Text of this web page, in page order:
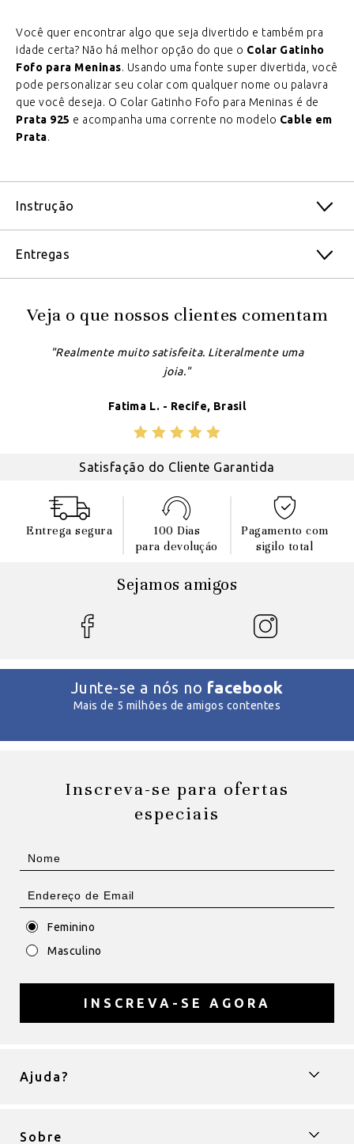
Você quer encontrar algo que seja divertido e também pra
idade certa? Não há melhor opção do que o Colar Gatinho
Fofo para Meninas. Usando uma fonte super divertida, você
pode personalizar seu colar com qualquer nome ou palavra
que você deseja. O Colar Gatinho Fofo para Meninas é de
Prata 925 e acompanha uma corrente no modelo Cable em
Prata.
Instrução
Entregas
Veja o que nossos clientes comentam
"Realmente muito satisfeita. Literalmente uma
joia."
Fatima L. - Recife, Brasil
Satisfação do Cliente Garantida
Entrega segura
100 Dias
para devoluçáo
Pagamento com
sigilo total
Sejamos amigos
Junte-se a nós no facebook
Mais de 5 milhões de amigos contentes
Inscreva-se para ofertas
especiais
Feminino
Masculino
INSCREVA-SE AGORA
Ajuda?
Sobre